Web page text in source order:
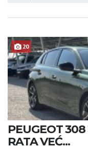
20
PEUGEOT
RATA VEĆ...